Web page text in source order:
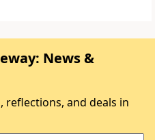
News &
reflections, and deals in